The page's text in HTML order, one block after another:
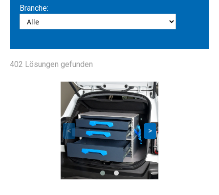
Branche:
402 Lösungen gefunden
< >